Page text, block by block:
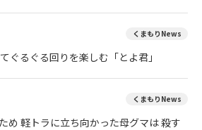
くまもりNews
ぐるぐる回りを楽しむ「とよ君」
くまもりNews
め 軽トラに立ち向かった母グマは 殺す